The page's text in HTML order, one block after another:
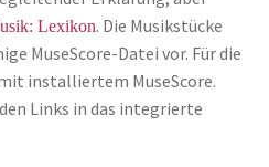
Lexikon. Die Musikstücke
MuseScore-Datei vor. Für die
installiertem MuseScore.
Links in das integrierte